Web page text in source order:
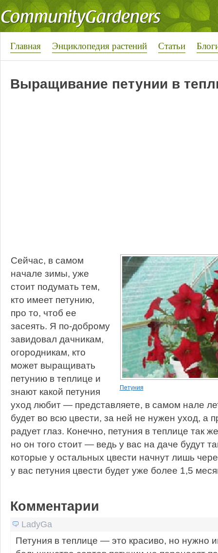
Главная Энциклопедия растений Статьи
Выращивание петунии в
Петуния
Сейчас, в самом
начале зимы, уже
стоит подумать тем,
кто имеет петунию,
про то, чтоб ее
засеять. Я по-доброму
завидовал дачникам,
огородникам, кто
может выращивать
петунию в теплице и
знают какой петуния
уход любит — представляете, в самом нале
будет во всю цвести, за ней не нужен уход, а
радует глаз. Конечно, петуния в теплице так
но он того стоит — ведь у вас на даче будут
которые у остальных цвести начнут лишь
у вас петуния цвести будет уже более 1,5
Комментарии
LadyGa
Петуния в теплице — это красиво, но нужно